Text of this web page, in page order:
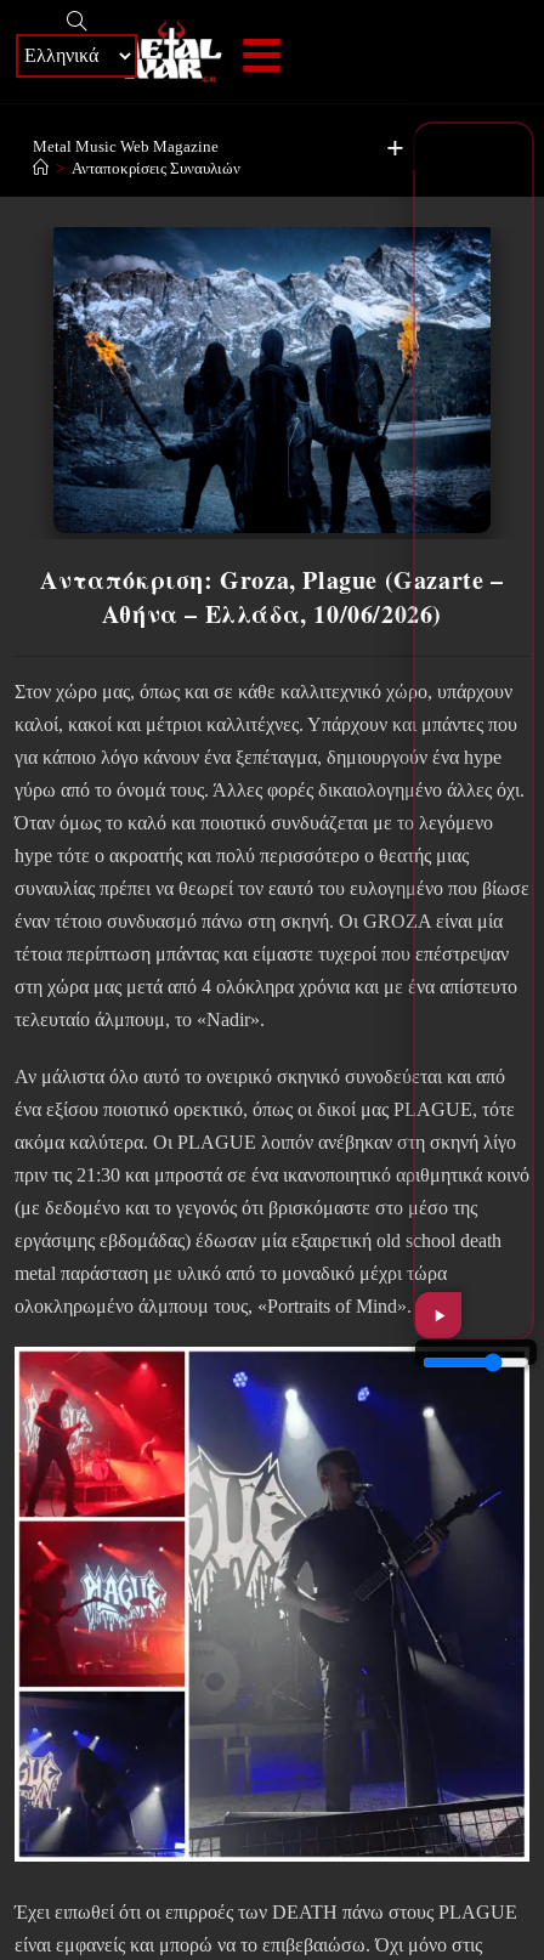
+
Metal Music Web Magazine
> Ανταποκρίσεις Συναυλιών
Ανταπόκριση: Groza, Plague (Gazarte –
Αθήνα – Ελλάδα, 10/06/2026)
Στον χώρο μας, όπως και σε κάθε καλλιτεχνικό χώρο, υπάρχουν
καλοί, κακοί και μέτριοι καλλιτέχνες. Υπάρχουν και μπάντες που
για κάποιο λόγο κάνουν ένα ξεπέταγμα, δημιουργούν ένα hype
γύρω από το όνομά τους. Άλλες φορές δικαιολογημένο άλλες όχι.
Όταν όμως το καλό και ποιοτικό συνδυάζεται με το λεγόμενο
hype τότε ο ακροατής και πολύ περισσότερο ο θεατής μιας
συναυλίας πρέπει να θεωρεί τον εαυτό του ευλογημένο που βίωσε
έναν τέτοιο συνδυασμό πάνω στη σκηνή. Οι GROZA είναι μία
τέτοια περίπτωση μπάντας και είμαστε τυχεροί που επέστρεψαν
στη χώρα μας μετά από 4 ολόκληρα χρόνια και με ένα απίστευτο
τελευταίο άλμπουμ, το «Nadir».
Αν μάλιστα όλο αυτό το ονειρικό σκηνικό συνοδεύεται και από
ένα εξίσου ποιοτικό ορεκτικό, όπως οι δικοί μας PLAGUE, τότε
ακόμα καλύτερα. Οι PLAGUE λοιπόν ανέβηκαν στη σκηνή λίγο
πριν τις 21:30 και μπροστά σε ένα ικανοποιητικό αριθμητικά κοινό
(με δεδομένο και το γεγονός ότι βρισκόμαστε στο μέσο της
εργάσιμης εβδομάδας) έδωσαν μία εξαιρετική old school death
metal παράσταση με υλικό από το μοναδικό μέχρι τώρα
ολοκληρωμένο άλμπουμ τους, «Portraits of Mind».
Έχει ειπωθεί ότι οι επιρροές των DEATH πάνω στους PLAGUE
είναι εμφανείς και μπορώ να το επιβεβαιώσω. Όχι μόνο στις